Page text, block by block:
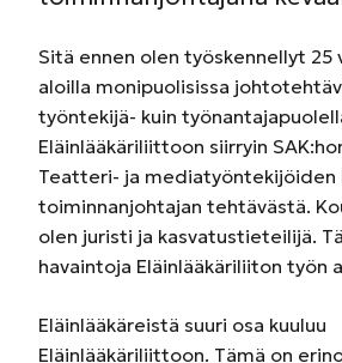
Sitä ennen olen työskennellyt 25
aloilla monipuolisissa
työntekijä- kuin
Eläinlääkäriliittoon siirryin
Teatteri- ja mediatyöntekijöiden
toiminnanjohtajan tehtävästä.
olen juristi ja kasvatustieteilijä.
havaintoja Eläinlääkäriliiton työn
Eläinlääkäreistä suuri osa kuuluu
Eläinlääkäriliittoon. Tämä on